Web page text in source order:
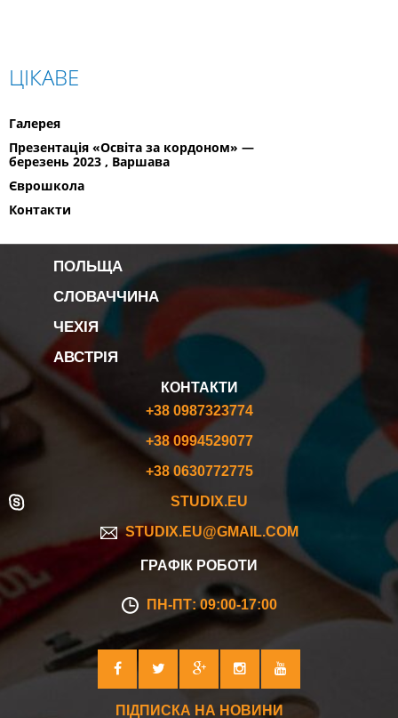
ЦІКАВЕ
Галерея
Презентація «Освіта за кордоном» —
березень 2023 , Варшава
Єврошкола
Контакти
ПОЛЬЩА
СЛОВАЧЧИНА
ЧЕХІЯ
АВСТРІЯ
КОНТАКТИ
+38 0987323774
+38 0994529077
+38 0630772775
STUDIX.EU
STUDIX.EU@GMAIL.COM
ГРАФІК РОБОТИ
ПН-ПТ: 09:00-17:00
ПІДПИСКА НА НОВИНИ